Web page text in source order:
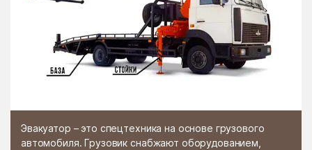
Эвакуатор – это спецтехника на основе грузового
автомобиля. Грузовик снабжают оборудованием,